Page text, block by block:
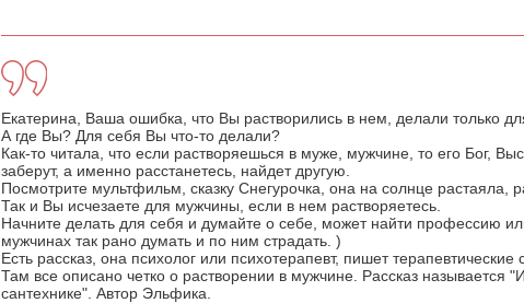
Екатерина, Ваша ошибка, что Вы растворились в нем, делали только
А где Вы? Для себя Вы что-то делали?
Как-то читала, что если растворяешься в муже, мужчине, то его Бог,
заберут, а именно расстанетесь, найдет другую.
Посмотрите мультфильм, сказку Снегурочка, она на солнце растаяла,
Так и Вы исчезаете для мужчины, если в нем растворяетесь.
Начните делать для себя и думайте о себе, может найти профессию
мужчинах так рано думать и по ним страдать. )
Есть рассказ, она психолог или психотерапевт, пишет терапевтические
Там все описано четко о растворении в мужчине. Рассказ называется
сантехнике". Автор Эльфика.